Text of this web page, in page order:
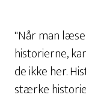
"Når man
historierne,
de ikke her.
stærke